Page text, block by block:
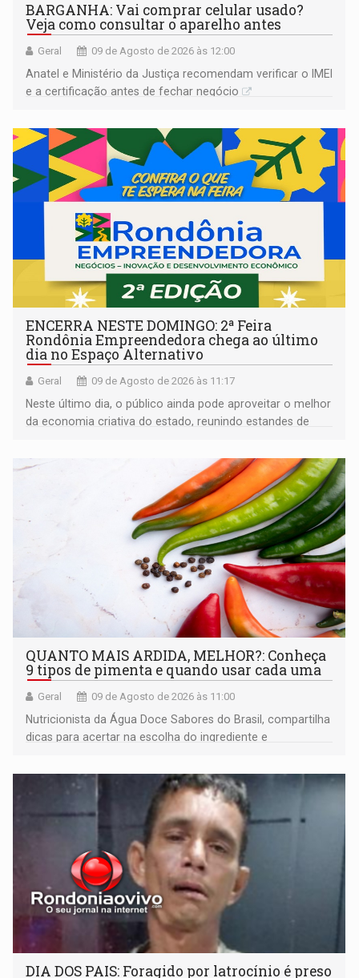
BARGANHA: Vai comprar celular usado?
Veja como consultar o aparelho antes
Geral 09 de Agosto de 2026 às 12:00
Anatel e Ministério da Justiça recomendam verificar o IMEI
e a certificação antes de fechar negócio
ENCERRA NESTE DOMINGO: 2ª Feira
Rondônia Empreendedora chega ao último
dia no Espaço Alternativo
Geral 09 de Agosto de 2026 às 11:17
Neste último dia, o público ainda pode aproveitar o melhor
da economia criativa do estado, reunindo estandes de
QUANTO MAIS ARDIDA, MELHOR?: Conheça
9 tipos de pimenta e quando usar cada uma
Geral 09 de Agosto de 2026 às 11:00
Nutricionista da Água Doce Sabores do Brasil, compartilha
dicas para acertar na escolha do ingrediente e
DIA DOS PAIS: Foragido por latrocínio é preso